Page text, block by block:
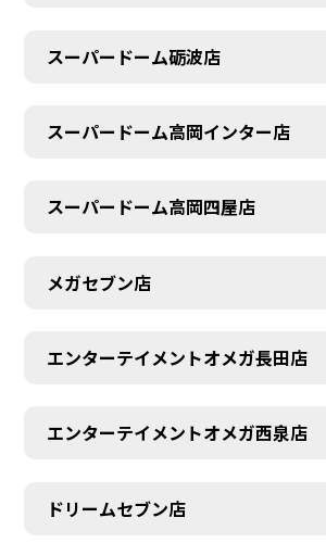
スーパードーム砺波店
スーパードーム高岡インター店
スーパードーム高岡四屋店
メガセブン店
エンターテイメントオメガ長田店
エンターテイメントオメガ西泉店
ドリームセブン店